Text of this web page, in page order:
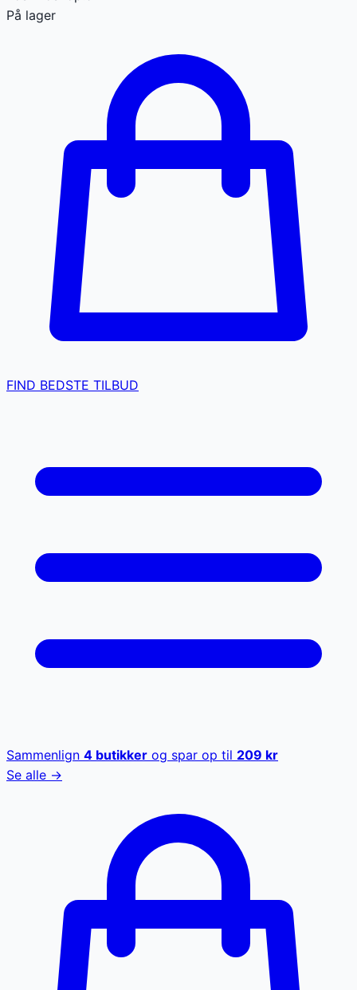
På lager
FIND BEDSTE TILBUD
Sammenlign 4 butikker og spar op til 209 kr
Se alle →